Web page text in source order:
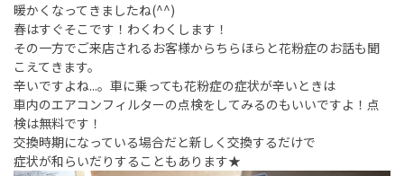
暖かくなってきましたね(^^)
春はすぐそこです！わくわくします！
その一方でご来店されるお客様からちらほらと花粉症のお話も聞
こえてきます。
辛いですよね...。車に乗っても花粉症の症状が辛いときは
車内のエアコンフィルターの点検をしてみるのもいいですよ！点
検は無料です！
交換時期になっている場合だと新しく交換するだけで
症状が和らいだりすることもあります★